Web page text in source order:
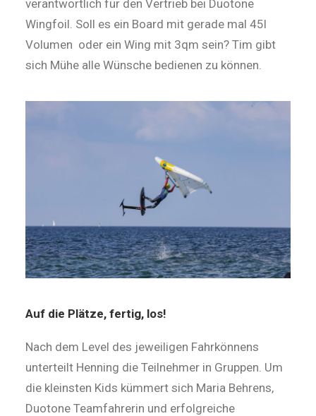
verantwortlich für den Vertrieb bei Duotone
Wingfoil. Soll es ein Board mit gerade mal 45l
Volumen oder ein Wing mit 3qm sein? Tim gibt
sich Mühe alle Wünsche bedienen zu können.
Auf die Plätze, fertig, los!
Nach dem Level des jeweiligen Fahrkönnens
unterteilt Henning die Teilnehmer in Gruppen. Um
die kleinsten Kids kümmert sich Maria Behrens,
Duotone Teamfahrerin und erfolgreiche